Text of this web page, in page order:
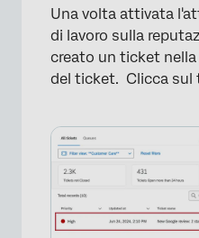
Una volta attivata
di lavoro sulla
creato un ticket
del ticket. Clicca sul